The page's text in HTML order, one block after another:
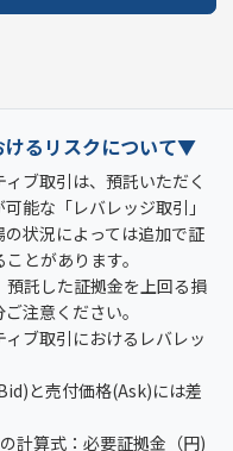
るリスクについて▼
ブ取引は、預託いただく
能な「レバレッジ取引」
状況によっては追加で証
とがあります。
託した証拠金を上回る損
注意ください。
ブ取引におけるレバレッ
と売付価格(Ask)には差
計算式：必要証拠金（円)